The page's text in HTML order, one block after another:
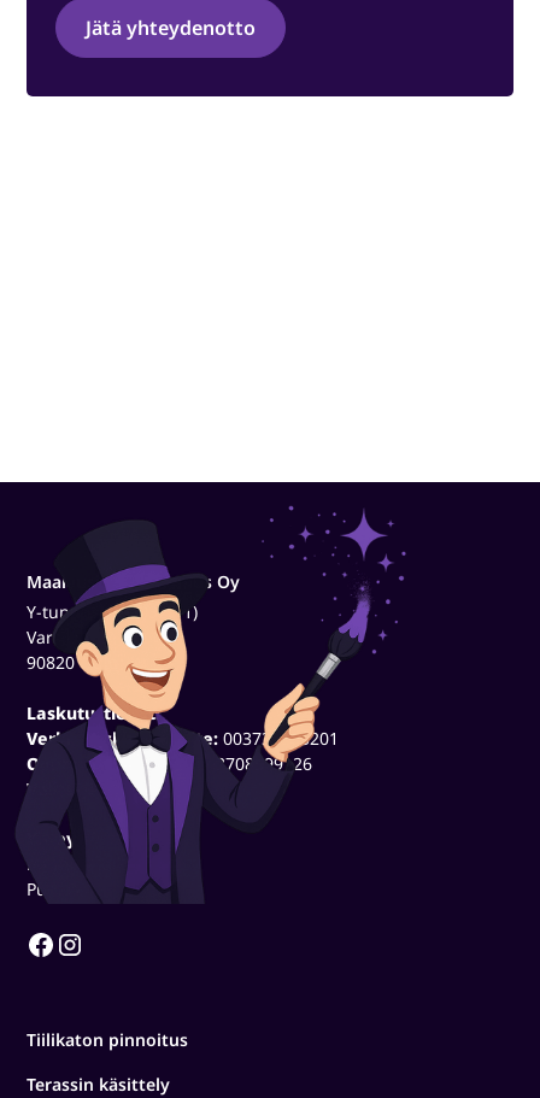
Maalausliike Taikomus Oy
Y-tunnus (3500320-1)
Varsikuja 7
90820 Oulu
Laskutustiedot:
Verkkolaskutusosoite:003735003201
Operaattoritunnus: 003708599126
Välittäjä:
OpenText
Yhteystiedot:
myynti@taikomus.fi
Puh. 040 1569809
Tiilikaton pinnoitus
Terassin käsittely